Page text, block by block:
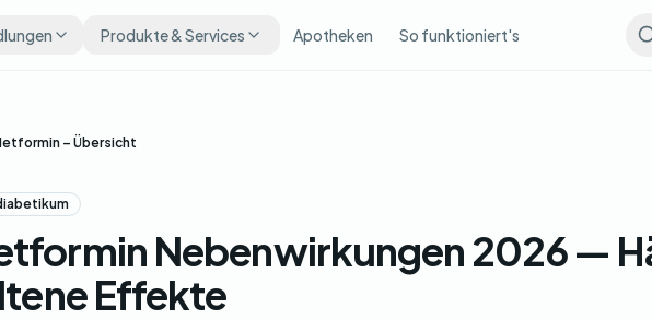
Produkte & Services Apotheken So funktioniert's
– Übersicht
Nebenwirkungen 2026 —
Effekte